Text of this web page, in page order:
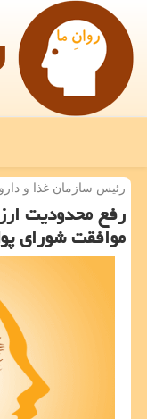
رئیس سازمان غذا و
رفع محدودیت
موافقت شورای